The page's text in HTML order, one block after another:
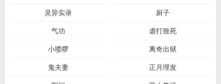
灵异实录
厨子
气功
虐打致死
小喽啰
离奇出狱
鬼夫妻
正月理发